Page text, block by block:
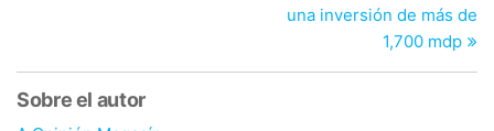
una inversión de más de
1,700 mdp
Sobre el autor